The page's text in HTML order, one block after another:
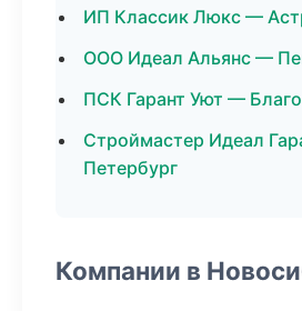
ИП Классик Люкс —
ООО Идеал Альянс —
ПСК Гарант Уют —
Строймастер Идеал
Петербург
Компании в